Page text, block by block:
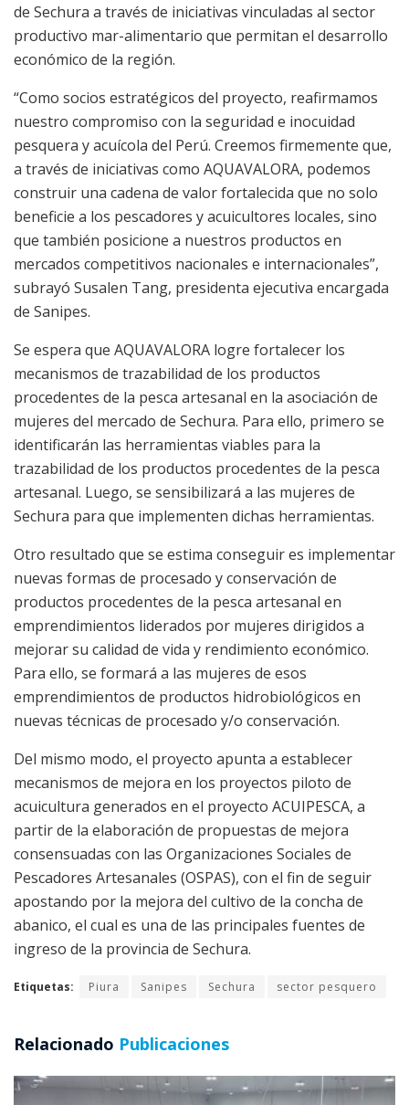
de Sechura a través de iniciativas vinculadas al sector
productivo mar-alimentario que permitan el desarrollo
económico de la región.
“Como socios estratégicos del proyecto, reafirmamos
nuestro compromiso con la seguridad e inocuidad
pesquera y acuícola del Perú. Creemos firmemente que,
a través de iniciativas como AQUAVALORA, podemos
construir una cadena de valor fortalecida que no solo
beneficie a los pescadores y acuicultores locales, sino
que también posicione a nuestros productos en
mercados competitivos nacionales e internacionales”,
subrayó Susalen Tang, presidenta ejecutiva encargada
de Sanipes.
Se espera que AQUAVALORA logre fortalecer los
mecanismos de trazabilidad de los productos
procedentes de la pesca artesanal en la asociación de
mujeres del mercado de Sechura. Para ello, primero se
identificarán las herramientas viables para la
trazabilidad de los productos procedentes de la pesca
artesanal. Luego, se sensibilizará a las mujeres de
Sechura para que implementen dichas herramientas.
Otro resultado que se estima conseguir es implementar
nuevas formas de procesado y conservación de
productos procedentes de la pesca artesanal en
emprendimientos liderados por mujeres dirigidos a
mejorar su calidad de vida y rendimiento económico.
Para ello, se formará a las mujeres de esos
emprendimientos de productos hidrobiológicos en
nuevas técnicas de procesado y/o conservación.
Del mismo modo, el proyecto apunta a establecer
mecanismos de mejora en los proyectos piloto de
acuicultura generados en el proyecto ACUIPESCA, a
partir de la elaboración de propuestas de mejora
consensuadas con las Organizaciones Sociales de
Pescadores Artesanales (OSPAS), con el fin de seguir
apostando por la mejora del cultivo de la concha de
abanico, el cual es una de las principales fuentes de
ingreso de la provincia de Sechura.
Etiquetas: Piura Sanipes Sechura sector pesquero
Relacionado Publicaciones